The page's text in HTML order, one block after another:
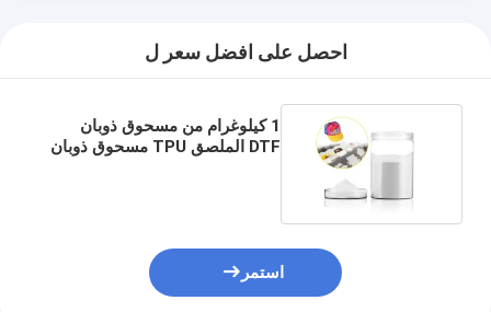
احصل على افضل سعر ل
1 كيلوغرام من مسحوق ذوبان
DTF الملصق TPU مسحوق ذوبان
استمر